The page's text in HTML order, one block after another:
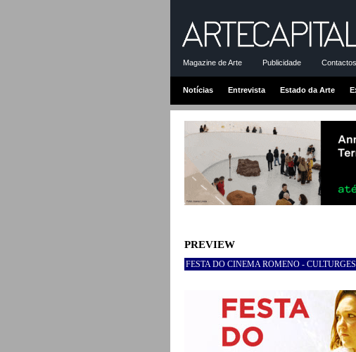
Magazine de Arte Publicidade Contactos
Notícias Entrevista Estado da Arte
PREVIEW
FESTA DO CINEMA ROMENO -